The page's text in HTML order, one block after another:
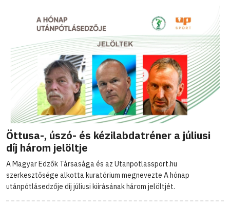
Öttusa-, úszó- és kézilabdatréner a júliusi
díj három jelöltje
A Magyar Edzők Társasága és az Utanpotlassport.hu
szerkesztősége alkotta kuratórium megnevezte A hónap
utánpótlásedzője díj júliusi kiírásának három jelöltjét.